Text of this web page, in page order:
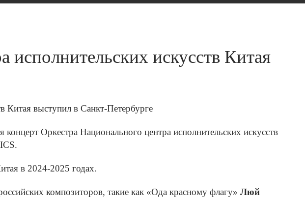
исполнительских искусств Китая
Оркестра Национального центра исполнительских искусств
в 2024-2025 годах.
композиторов, такие как «Ода красному флагу»Люй